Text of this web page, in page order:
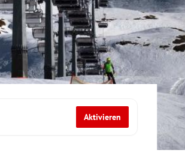
Aktivieren